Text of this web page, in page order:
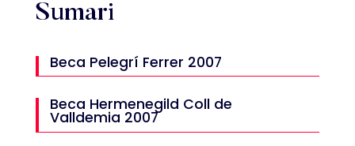
Sumari
Beca Pelegrí Ferrer 2007
Beca Hermenegild Coll de
Valldemia 2007